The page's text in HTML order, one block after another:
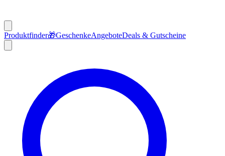
Produktfinder🎁GeschenkeAngeboteDeals & Gutscheine